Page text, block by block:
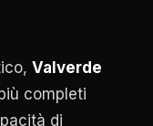
Valverde
completi
di